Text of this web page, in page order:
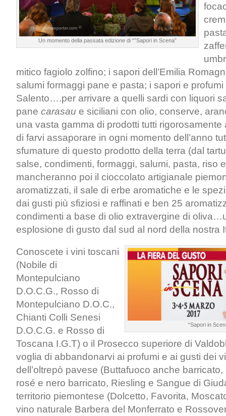
Un momento della passata edizione di “”Sapori in Scena”
mitico fagiolo zolfino; i sapori dell’Emilia
salumi formaggi pane e pasta; i sapori e
Salento….per arrivare a quelli sardi con liquori
pane carasau e siciliani con olio, conserve,
una vasta gamma di prodotti tutti rigorosamente
di farvi assaporare in ogni momento dell’anno
sfumature di questo prodotto della terra (dal
salse, condimenti, formaggi, salumi, pasta, riso
mancheranno poi il cioccolato artigianale
aromatizzati, il sale di erbe aromatiche e le
dai gusti più sfiziosi e raffinati e ben 25
condimenti a base di olio extravergine di
esplosione di ‪gusto dal sud al nord della nostra
“Sapori in
Conoscete i vini toscani
(Nobile di
Montepulciano
D.O.C.G., Rosso di
Montepulciano D.O.C.,
Chianti Colli Senesi
D.O.C.G. e Rosso di
Toscana I.G.T) o il Prosecco superiore di
voglia di abbandonarvi ai profumi e ai gusti dei
dell’oltrepò pavese (Buttafuoco anche
rosé e nero barricato, Riesling e Sangue di
territorio piemontese (Dolcetto, Favorita,
vino naturale Barbera del Monferrato e